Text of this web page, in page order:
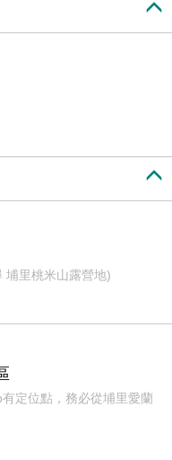
埔里桃米山露營地)
定位點，務必從埔里愛蘭